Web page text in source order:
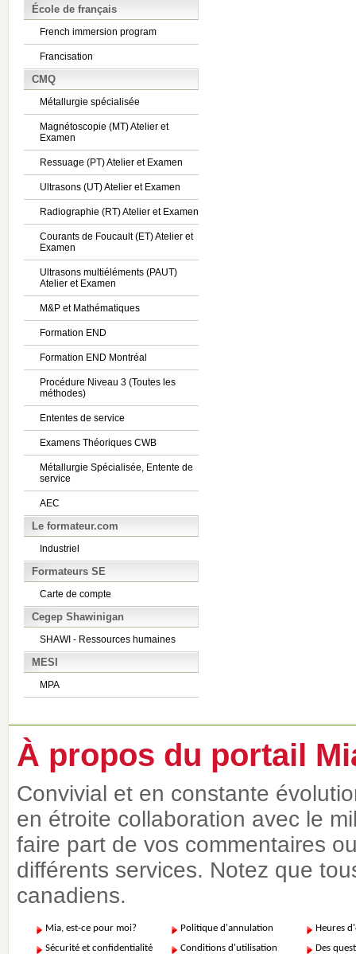
École de français
French immersion program
Francisation
CMQ
Métallurgie spécialisée
Magnétoscopie (MT) Atelier et
Examen
Ressuage (PT) Atelier et Examen
Ultrasons (UT) Atelier et Examen
Radiographie (RT) Atelier et Examen
Courants de Foucault (ET) Atelier et
Examen
Ultrasons multiéléments (PAUT)
Atelier et Examen
M&P et Mathématiques
Formation END
Formation END Montréal
Procédure Niveau 3 (Toutes les
méthodes)
Ententes de service
Examens Théoriques CWB
Métallurgie Spécialisée, Entente de
service
AEC
Le formateur.com
Industriel
Formateurs SE
Carte de compte
Cegep Shawinigan
SHAWI - Ressources humaines
MESI
MPA
À propos du portail
Convivial et en constante
en étroite collaboration avec le
faire part de vos commentaires
différents services. Notez que
canadiens.
Mia, est-ce pour moi? Politique d'annulation
Heures
Sécurité et confidentialité
Conditions d'utilisation Des